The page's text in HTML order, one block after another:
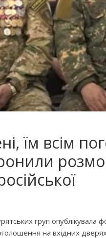
їм всім
груп опублікувала
на вхідних